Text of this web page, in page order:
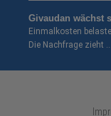
Givaudan wächst
Einmalkosten
Die Nachfrage zieht …